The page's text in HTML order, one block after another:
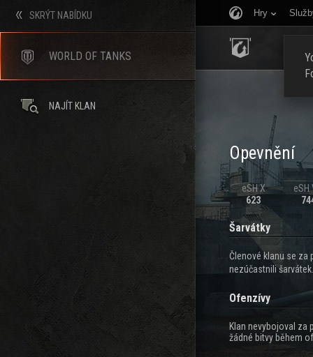
Hry
Opevnění
eSH X
623
eSH
Šarvátky
Členové klanu se za
nezúčastnili šarvátek.
Ofenzívy
Klan nevybojoval za
žádné bitvy během
SKRÝT NABÍDKU
WORLD OF TANKS
NAJÍT KLAN